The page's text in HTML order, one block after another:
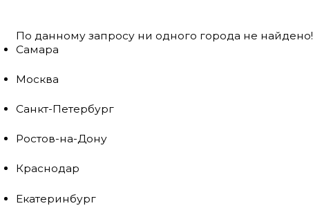
По данному запросу ни одного города не найдено!
Самара
Москва
Санкт-Петербург
Ростов-на-Дону
Краснодар
Екатеринбург